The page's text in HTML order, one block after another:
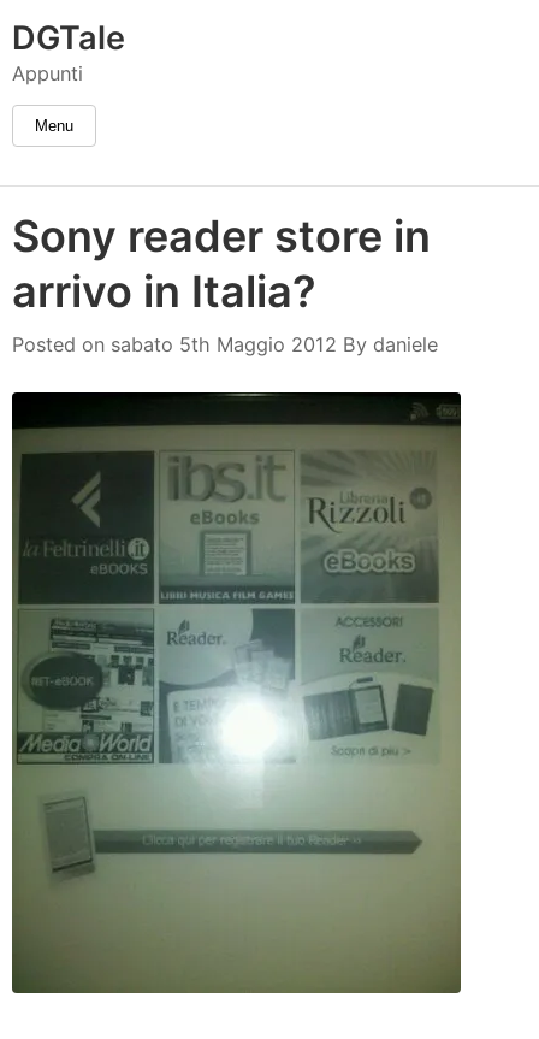
daniele
DGTale
Appunti
Menu
Sony reader store in
arrivo in Italia?
Posted on sabato 5th Maggio 2012 By daniele